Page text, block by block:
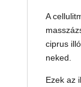
A
ciprus
neked.
Ezek az